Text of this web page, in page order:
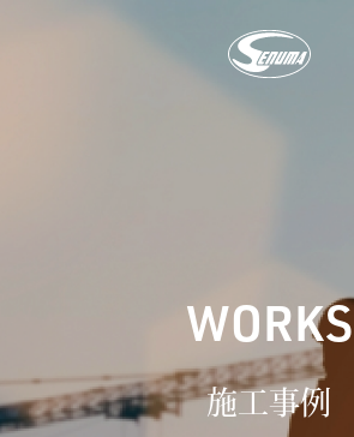
WORKS
施工事例